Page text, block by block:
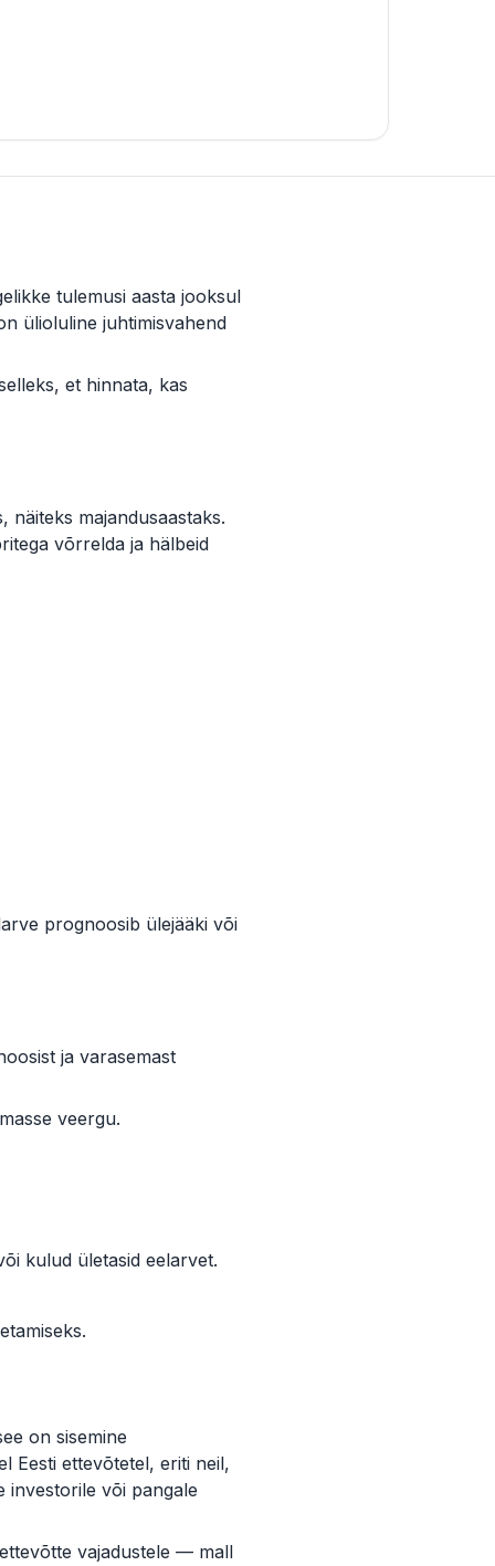
tulemusi aasta jooksul
ülioluline juhtimisvahend
et hinnata, kas
majandusaastaks.
võrrelda ja hälbeid
prognoosib ülejääki või
ja varasemast
veergu.
kulud ületasid eelarvet.
on sisemine
Eesti ettevõtetel, eriti neil,
investorile või pangale
vajadustele — mall